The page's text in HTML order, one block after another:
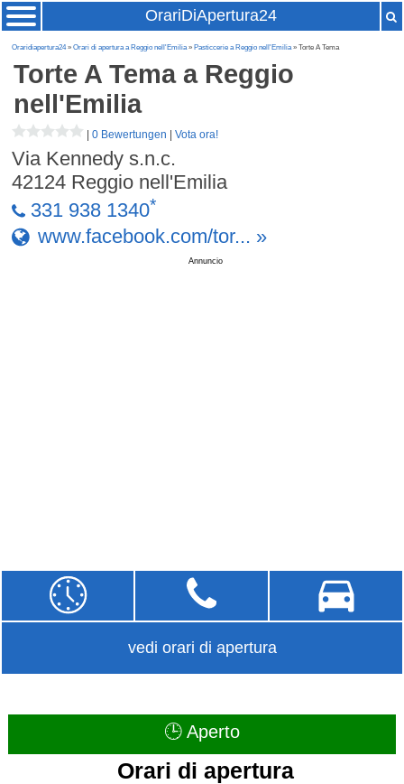
OrariDiApertura24
Oraridiapertura24»Orari di apertura a Reggio nell'Emilia» Pasticcerie a Reggio nell'Emilia» Torte A Tema
Torte A Temaa Reggio
nell'Emilia
|0 Bewertungen |Vota ora!
Via Kennedy s.n.c.
42124 Reggio nell'Emilia
331 938 1340*
www.facebook.com/tor... »
Annuncio
vedi orari di apertura
🕒 Aperto
Orari di apertura